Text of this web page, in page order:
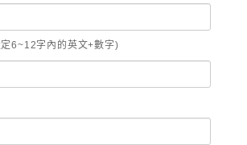
6~12字內的英文+數字)